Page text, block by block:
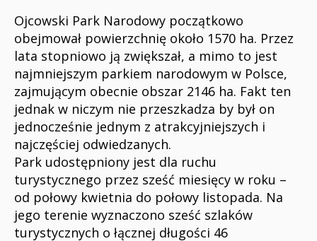
Ojcowski Park Narodowy początkowo
obejmował powierzchnię około 1570 ha. Przez
lata stopniowo ją zwiększał, a mimo to jest
najmniejszym parkiem narodowym w Polsce,
zajmującym obecnie obszar 2146 ha. Fakt ten
jednak w niczym nie przeszkadza by był on
jednocześnie jednym z atrakcyjniejszych i
najczęściej odwiedzanych.
Park udostępniony jest dla ruchu
turystycznego przez sześć miesięcy w roku –
od połowy kwietnia do połowy listopada. Na
jego terenie wyznaczono sześć szlaków
turystycznych o łącznej długości 46